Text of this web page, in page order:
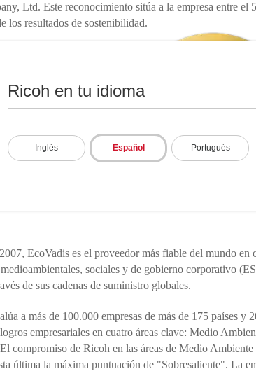
Ricoh en tu idioma
Inglés Español Portugués
Ltd. Este reconocimiento sitúa a la empresa entre el
los resultados de sostenibilidad.
EcoVadis es el proveedor más fiable del mundo
sociales y de gobierno corporativo
de sus cadenas de suministro globales.
a más de 100.000 empresas de más de 175 países y
empresariales en cuatro áreas clave: Medio
compromiso de Ricoh en las áreas de Medio
última la máxima puntuación de "Sobresaliente". La